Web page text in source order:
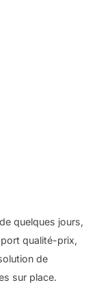
quelques jours,
qualité-prix,
de
sur place.